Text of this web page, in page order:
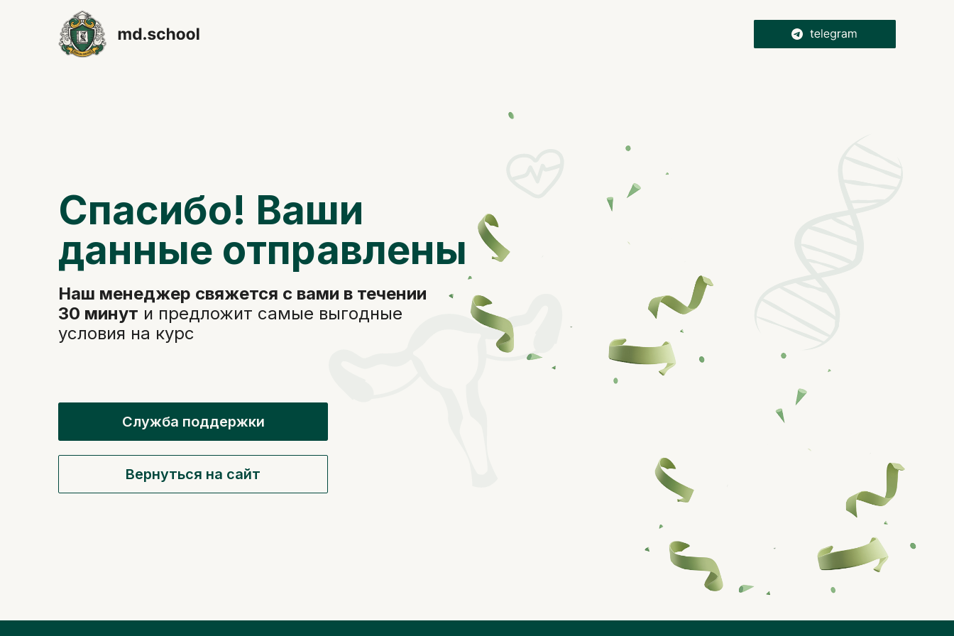
Спасибо! Ваши
данные отправлены
Наш менеджер свяжется с вами в течении
30 минут и предложит самые выгодные
условия на курс
Служба поддержки
Вернуться на сайт